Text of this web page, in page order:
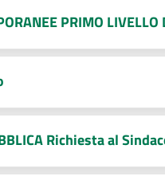
PRIMO
Richiesta al